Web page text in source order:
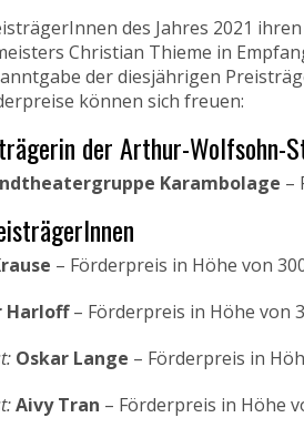
des Jahres 2021
Christian Thieme in
der diesjährigen
können sich freuen:
der Arthur-Wolfsohn-
Karambolage –
– Förderpreis in Höhe von
Harloff– Förderpreis in Höhe von
Oskar Lange – Förderpreis in
Aivy Tran – Förderpreis in Höhe